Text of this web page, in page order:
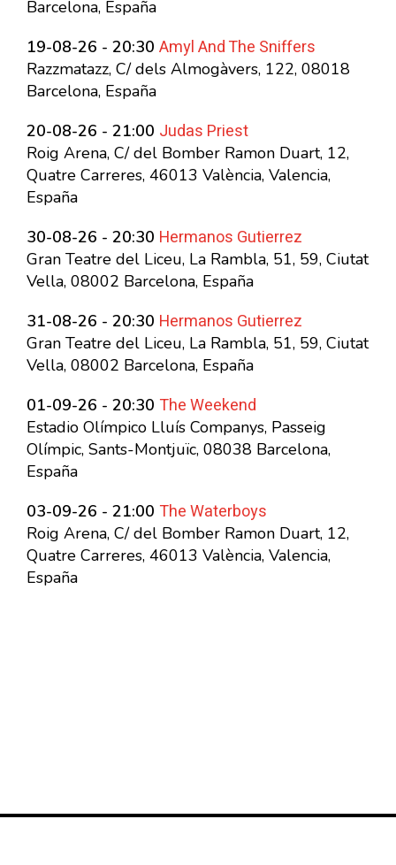
Barcelona, España
19-08-26 - 20:30 Amyl And The Sniffers
Razzmatazz, C/ dels Almogàvers, 122, 08018
Barcelona, España
20-08-26 - 21:00 Judas Priest
Roig Arena, C/ del Bomber Ramon Duart, 12,
Quatre Carreres, 46013 València, Valencia,
España
30-08-26 - 20:30 Hermanos Gutierrez
Gran Teatre del Liceu, La Rambla, 51, 59, Ciutat
Vella, 08002 Barcelona, España
31-08-26 - 20:30 Hermanos Gutierrez
Gran Teatre del Liceu, La Rambla, 51, 59, Ciutat
Vella, 08002 Barcelona, España
01-09-26 - 20:30 The Weekend
Estadio Olímpico Lluís Companys, Passeig
Olímpic, Sants-Montjuïc, 08038 Barcelona,
España
03-09-26 - 21:00 The Waterboys
Roig Arena, C/ del Bomber Ramon Duart, 12,
Quatre Carreres, 46013 València, Valencia,
España